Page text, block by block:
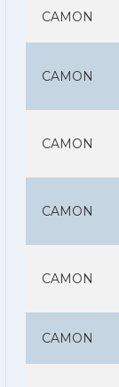
CAMON
CAMON
CAMON
CAMON
CAMON
CAMON